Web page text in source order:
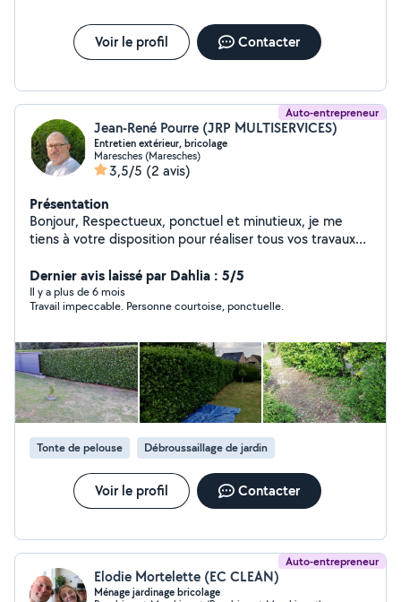
Voir le profil Contacter
Auto-entrepreneur
Jean-René Pourre (JRP MULTISERVICES)
Entretien extérieur, bricolage
Maresches (Maresches)
3,5/5 (2 avis)
Présentation
Bonjour, Respectueux, ponctuel et minutieux, je me
tiens à votre disposition pour réaliser tous vos travaux
petits travaux. Domaines d'intervention : Nettoyage,
démoussage de toitures, façades, terrasses, gouttières,
hydrofuge. Débouchage et nettoyage de canalisations.
friche, taille de haies, tonte de pelouses, petits travaux
d'élagage et d'abattage d'arbres, recépage et abattage
de haies. Petits travaux de plomberie et d'électricité.
Peintures intérieures et extérieures. Bricolage.
Dernier avis laissé par Dahlia : 5/5
Il y a plus de 6 mois
Travail impeccable. Personne courtoise, ponctuelle.
Tonte de pelouse Débroussaillage de jardin
Voir le profil Contacter
Auto-entrepreneur
Elodie Mortelette (EC CLEAN)
Ménage jardinage bricolage